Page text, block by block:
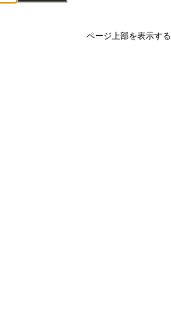
ページ上部を表示する